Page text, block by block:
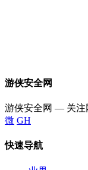
游侠安全网
游侠安全网 — 关注
微 GH
快速导航